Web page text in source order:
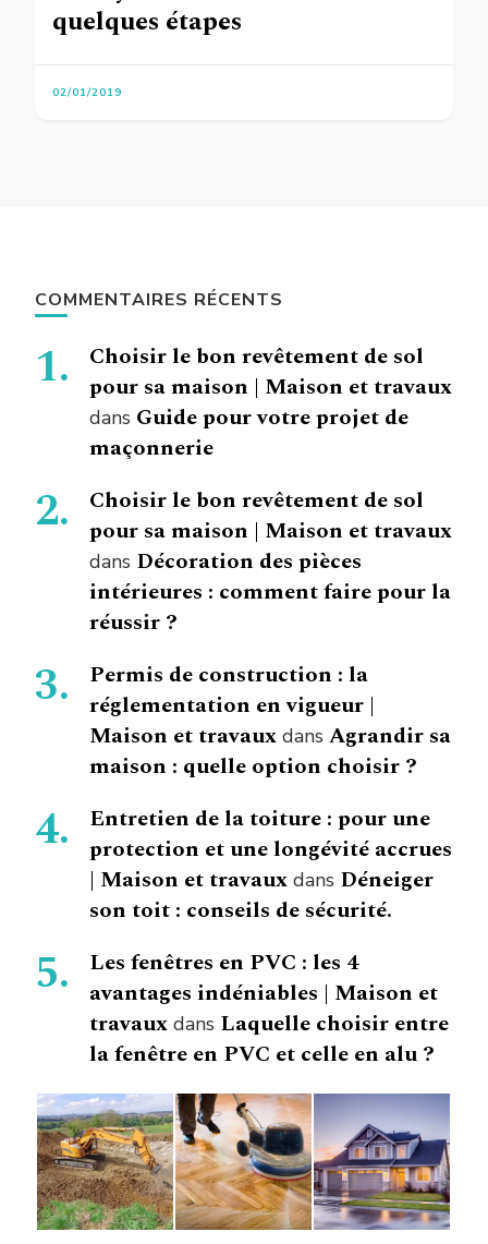
quelques étapes
02/01/2019
COMMENTAIRES RÉCENTS
Choisir le bon revêtement de sol
pour sa maison | Maison et travaux
dans Guide pour votre projet de
maçonnerie
Choisir le bon revêtement de sol
pour sa maison | Maison et travaux
dans Décoration des pièces
intérieures : comment faire pour la
réussir ?
Permis de construction : la
réglementation en vigueur |
Maison et travaux dans Agrandir sa
maison : quelle option choisir ?
Entretien de la toiture : pour une
protection et une longévité accrues
| Maison et travaux dans Déneiger
son toit : conseils de sécurité.
Les fenêtres en PVC : les 4
avantages indéniables | Maison et
travaux dans Laquelle choisir entre
la fenêtre en PVC et celle en alu ?